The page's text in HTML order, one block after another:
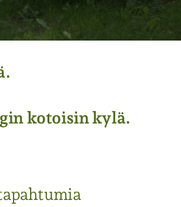
kotoisin kylä.